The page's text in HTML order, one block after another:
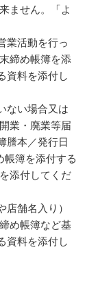
ません。「よ
業活動を行っ
締め帳簿を添
資料を添付し
ない場合又は
業・廃業等届
謄本／発行日
帳簿を添付する
添付してくだ
舗名入り）
め帳簿など基
資料を添付し